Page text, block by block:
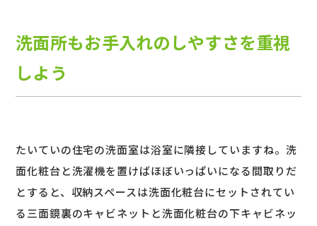
洗面所もお手入れのしやすさを重視
しよう
たいていの住宅の洗面室は浴室に隣接していますね。洗
面化粧台と洗濯機を置けばほぼいっぱいになる間取りだ
とすると、収納スペースは洗面化粧台にセットされてい
る三面鏡裏のキャビネットと洗面化粧台の下キャビネッ